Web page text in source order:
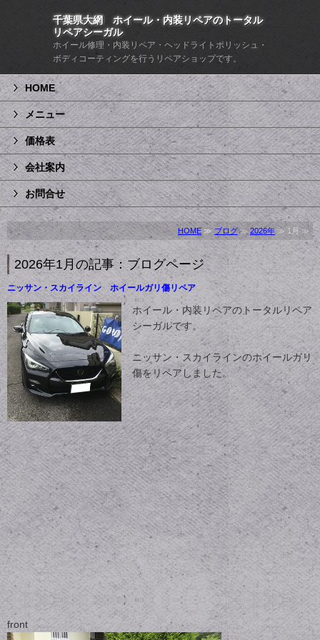
千葉県大網 ホイール・内装リペアのトータル
リペアシーガル
ホイール修理・内装リペア・ヘッドライトポリッシュ・
ボディコーティングを行うリペアショップです。
HOME
メニュー
価格表
会社案内
お問合せ
HOME ≫ ブログ≫2026年≫ 1月 ≫
2026年1月の記事：ブログページ
ニッサン・スカイライン ホイールガリ傷リペア
ホイール・内装リペアのトータルリペア
シーガルです。
ニッサン・スカイラインのホイールガリ
傷をリペアしました。
front